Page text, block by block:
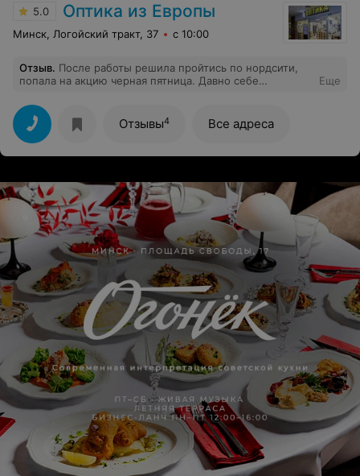
5.0 Оптика из Европы
Минск, Логойский тракт, 37 с 10:00
Отзыв. После работы решила пройтись по нордсити,
попала на акцию черная пятница. Давно себе
точно надо брать!) Модель оправы крутая, сервисом
салона довольна.
Еще
Отзывы4 Все адреса